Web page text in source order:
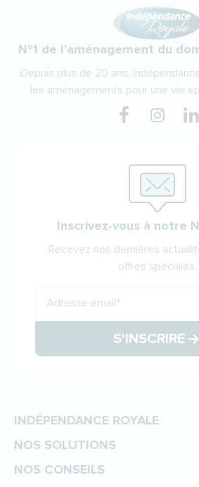
N°1 de l'aménagement du
Depuis plus de 20 ans,
les aménagements pour une vie
Inscrivez-vous à notre
Recevez nos dernières
offres spéciales.
Adresse email*
S'INSCRIRE
INDÉPENDANCE ROYALE
NOS SOLUTIONS
NOS CONSEILS